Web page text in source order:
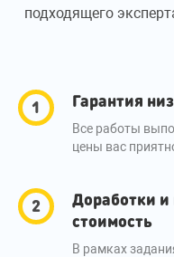
подходящего
Гарантия
Все работы
цены вас
Доработки
стоимость
В рамках